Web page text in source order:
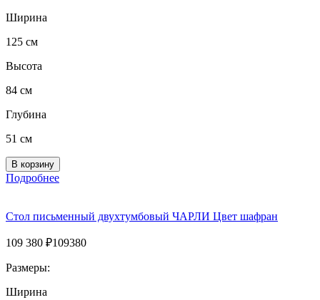
Ширина
125 см
Высота
84 см
Глубина
51 см
Подробнее
Стол письменный двухтумбовый ЧАРЛИ Цвет шафран
109 380 ₽109380
Размеры:
Ширина